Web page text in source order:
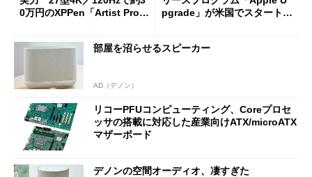
0万円のXPPen「Artist Pro 2
pgrade」が米国でスタート／
ut」が明...
部屋を沼らせるスピーカー
AD（デノン）
リコーPFUコンピューティング、Coreプロセ
ッサの搭載に対応した産業向けATX/microATX
マザーボード
デノンの空間オーディオ、凄すぎた